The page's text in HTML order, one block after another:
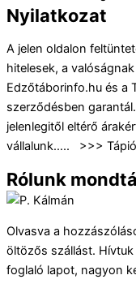
Nyilatkozat
A jelen oldalon
hitelesek, a
Edzőtáborinfo.hu és a
szerződésben
jelenlegitől eltérő
vállalunk….. >>>
Rólunk
Olvasva a
öltözős szállást.
foglaló lapot, nagyon